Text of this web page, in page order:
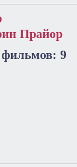
Прайор
9